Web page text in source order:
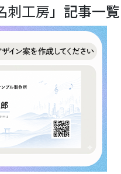
刺工房 」記事一覧